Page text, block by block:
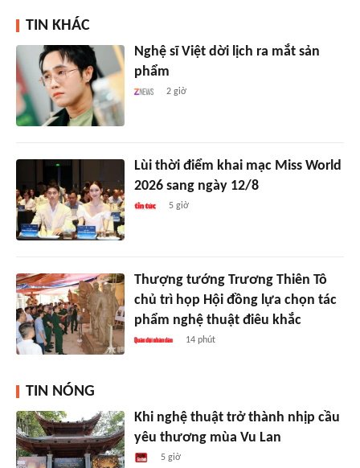
TIN KHÁC
Nghệ sĩ Việt dời lịch ra mắt sản
phẩm
2 giờ
Lùi thời điểm khai mạc Miss World
2026 sang ngày 12/8
5 giờ
Thượng tướng Trương Thiên Tô
chủ trì họp Hội đồng lựa chọn tác
phẩm nghệ thuật điêu khắc
14 phút
TIN NÓNG
Khi nghệ thuật trở thành nhịp cầu
yêu thương mùa Vu Lan
5 giờ